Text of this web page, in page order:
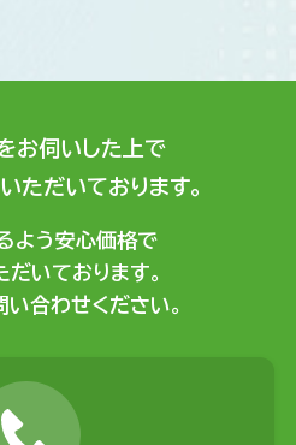
お伺いした上で
ただいております。
よう安心価格で
いております。
合わせください。